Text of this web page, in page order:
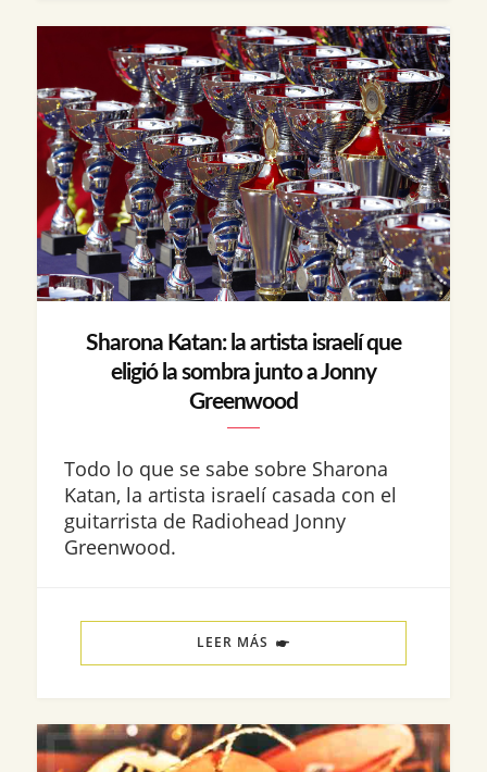
Sharona Katan: la artista israelí que
eligió la sombra junto a Jonny
Greenwood
Todo lo que se sabe sobre Sharona
Katan, la artista israelí casada con el
guitarrista de Radiohead Jonny
Greenwood.
LEER MÁS